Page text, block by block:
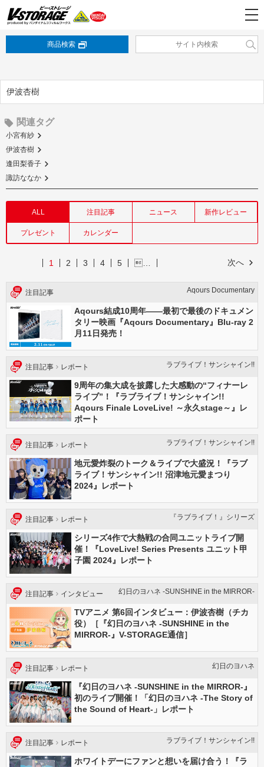
商品検索
伊波杏樹
関連タグ
小宮有紗
伊波杏樹
逢田梨香子
諏訪ななか
ALL 注目記事 ニュース 新作レビュー
プレゼント カレンダー
次へ
1 2 3 4 5 …
注目記事 Aqours Documentary
Aqours結成10周年――最初で最後のドキュメン
タリー映画『Aqours Documentary』Blu-ray 2
月11日発売！
注目記事 レポート ラブライブ！サンシャイン!!
9周年の集大成を披露した大感動の“フィナーレ
ライブ”！『ラブライブ！サンシャイン!!
Aqours Finale LoveLive! ～永久stage～』レ
ポート
注目記事 レポート ラブライブ！サンシャイン!!
地元愛炸裂のトーク＆ライブで大盛況！『ラブ
ライブ！サンシャイン!! 沼津地元愛まつり
2024』レポート
注目記事 レポート 『ラブライブ！』シリーズ
シリーズ4作で大熱戦の合同ユニットライブ開
催！『LoveLive! Series Presents ユニット甲
子園 2024』レポート
注目記事 インタビュー 幻日のヨハネ -SUNSHINE in the MIRROR-
TVアニメ 第6回インタビュー：伊波杏樹（チカ
役）［『幻日のヨハネ -SUNSHINE in the
MIRROR-』V-STORAGE通信］
注目記事 レポート 幻日のヨハネ
『幻日のヨハネ -SUNSHINE in the MIRROR-』
初のライブ開催！「幻日のヨハネ -The Story of
the Sound of Heart-」レポート
注目記事 レポート ラブライブ！サンシャイン!!
ホワイトデーにファンと想いを届け合う！『ラ